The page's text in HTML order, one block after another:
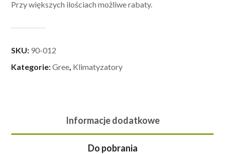
Przy większych ilościach możliwe rabaty.
SKU: 90-012
Kategorie:Gree Klimatyzatory
Informacje dodatkowe
Do pobrania